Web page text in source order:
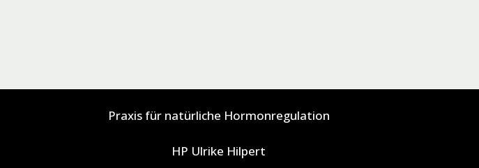
Praxis für natürliche Hormonregulation
HP Ulrike Hilpert